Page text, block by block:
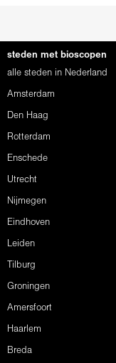
steden met bioscopen
alle steden in Nederland
Amsterdam
Den Haag
Rotterdam
Enschede
Utrecht
Nijmegen
Eindhoven
Leiden
Tilburg
Groningen
Amersfoort
Haarlem
Breda